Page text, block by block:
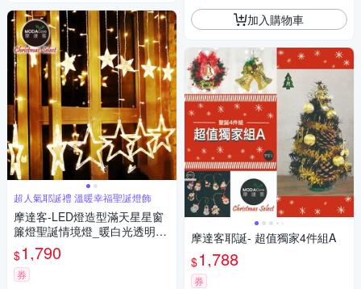
超人氣耶誕禮 溫暖幸福聖誕燈飾
摩達客-LED燈造型滿天星星窗
簾燈聖誕情境燈_暖白光透明線
| 附贈IC控制器_插電式 本島免
運費
$1,790
券
加入購物車
摩達客耶誕- 超值獨家4件組A
$1,788
券